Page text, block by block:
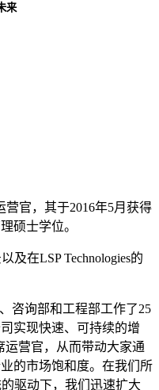
来
营官，其于2016年5月获得
硕士学位。
及在LSP Technologies的
咨询部和工程部工作了25
实现快速、可持续的增
运营官，从而带动大家通
的市场饱和度。在我们所
驱动下，我们迅速扩大